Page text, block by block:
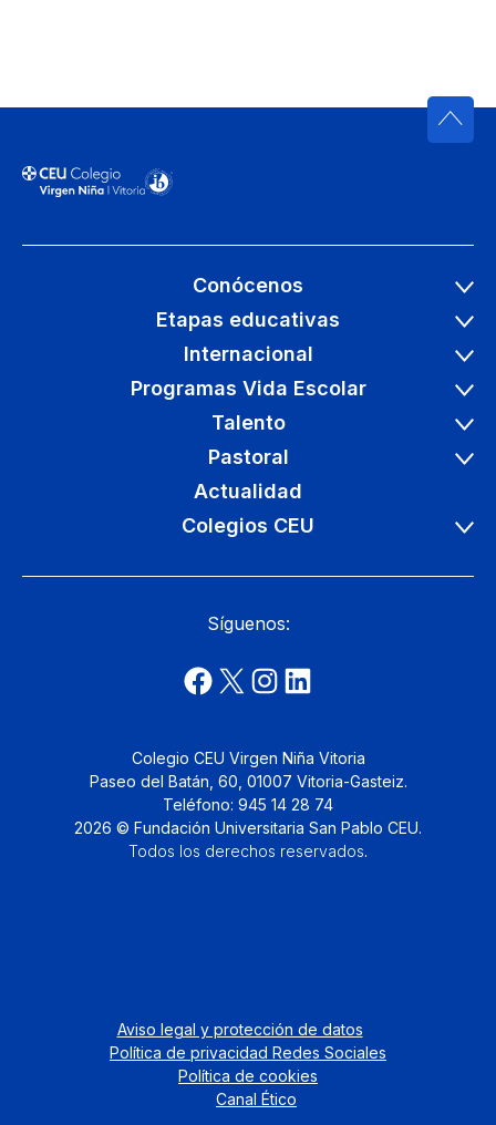
Conócenos
Etapas educativas
Internacional
Programas Vida Escolar
Talento
Pastoral
Actualidad
Colegios CEU
Síguenos:
Colegio CEU Virgen Niña Vitoria
Paseo del Batán, 60, 01007 Vitoria-Gasteiz.
Teléfono: 945 14 28 74
2026 © Fundación Universitaria San Pablo CEU.
Todos los derechos reservados.
Aviso legal y protección de datos
Política de privacidad Redes Sociales
Política de cookies
Canal Ético